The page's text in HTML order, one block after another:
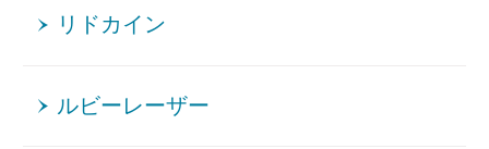
リドカイン
ルビーレーザー